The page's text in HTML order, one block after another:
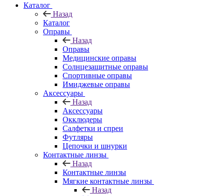
Каталог
Назад
Каталог
Оправы
Назад
Оправы
Медицинские оправы
Солнцезащитные оправы
Спортивные оправы
Имиджевые оправы
Аксессуары
Назад
Аксессуары
Окклюдеры
Салфетки и спреи
Футляры
Цепочки и шнурки
Контактные линзы
Назад
Контактные линзы
Мягкие контактные линзы
Назад